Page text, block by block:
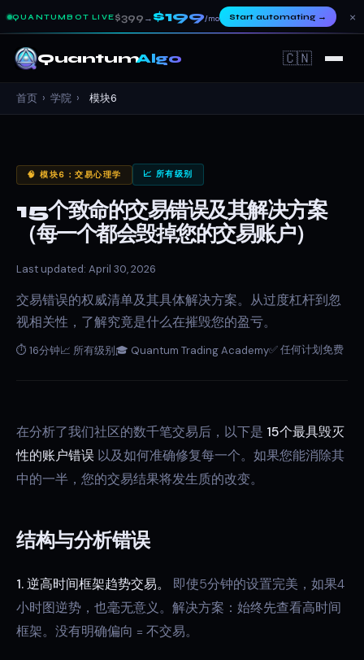
QUANTUMBOT LIVE $399 → $199/mo Start automating→ ×
QuantumAlgo 🇨🇳
首页 › 学院 › 模块6
🧠 模块6：交易心理学 📈 所有级别
15个致命的交易错误及其解决方案
（每一个都会毁掉您的交易账户）
Last updated: April 30, 2026
交易错误的权威清单及其具体解决方案。从过度杠杆到忽
视相关性，了解究竟是什么在摧毁您的盈亏。
⏱ 16分钟📈 所有级别🎓 Quantum Trading Academy✅ 任何计划免费
在分析了我们社区的数千笔交易后，以下是 15个最具毁灭
性的账户错误 以及如何准确修复每一个。如果您能消除其
中的一半，您的交易结果将发生质的改变。
结构与分析错误
1. 逆高时间框架趋势交易。
即使5分钟的设置完美，如果4
小时图逆势，也毫无意义。解决方案：始终先查看高时间
框架。没有明确偏向 = 不交易。